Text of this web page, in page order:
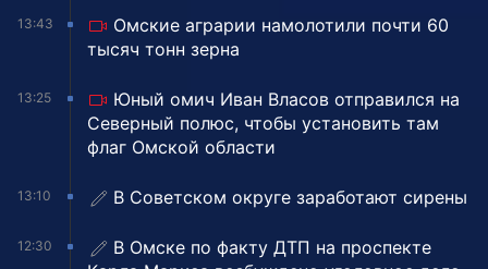
13:43
Омские аграрии намолотили почти 60
тысяч тонн зерна
13:25
Юный омич Иван Власов отправился на
Северный полюс, чтобы установить там
флаг Омской области
13:10 В Советском округе заработают сирены
12:30
В Омске по факту ДТП на проспекте